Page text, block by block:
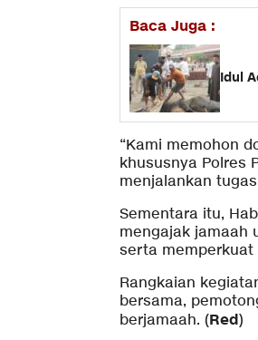
Baca Juga :
Idul
“Kami memohon
khususnya Polres
menjalankan
Sementara itu,
mengajak jamaah
serta memperkuat
Rangkaian
bersama,
berjamaah. (Red)